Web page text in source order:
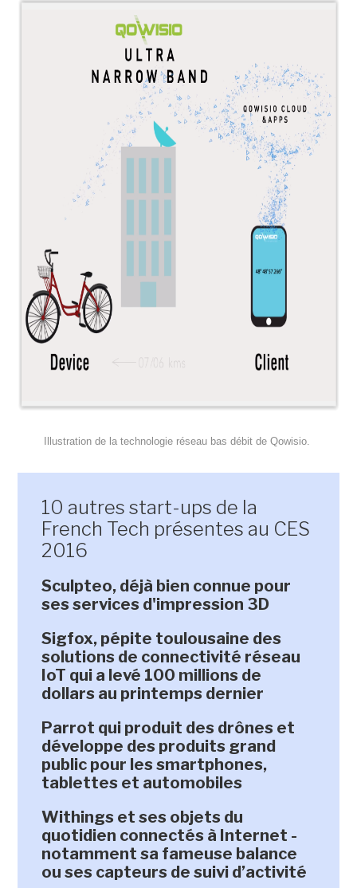
Illustration de la technologie réseau bas débit de Qowisio.
10 autres start-ups de la
French Tech présentes au CES
2016
Sculpteo, déjà bien connue pour
ses services d'impression 3D
Sigfox, pépite toulousaine des
solutions de connectivité réseau
IoT qui a levé 100 millions de
dollars au printemps dernier
Parrot qui produit des drônes et
développe des produits grand
public pour les smartphones,
tablettes et automobiles
Withings et ses objets du
quotidien connectés à Internet -
notamment sa fameuse balance
ou ses capteurs de suivi d’activité